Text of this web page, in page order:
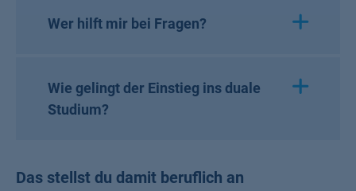
Wer hilft mir bei Fragen?
Wie gelingt der Einstieg ins duale
Studium?
Das stellst du damit beruflich an